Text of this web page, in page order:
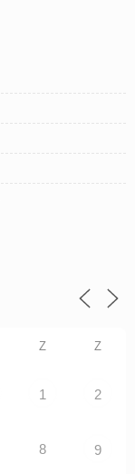
Z Z
1 2
8 9